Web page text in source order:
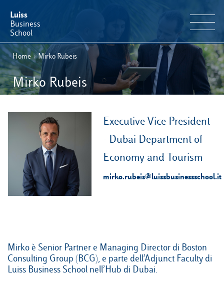
Luiss
Business
School
EN
Offerta Formativa
Perché Luiss Business School
Faculty & Ricerca
News & Eventi
Operation & Students’ Experience
Campus & Hub:
Home › Mirko Rubeis
Mirko Rubeis
Executive Vice President
- Dubai Department of
Economy and Tourism
mirko.rubeis@luissbusinessschool.it
Mirko è Senior Partner e Managing Director di Boston
Consulting Group (BCG), e parte dell’Adjunct Faculty di
Luiss Business School nell’Hub di Dubai.